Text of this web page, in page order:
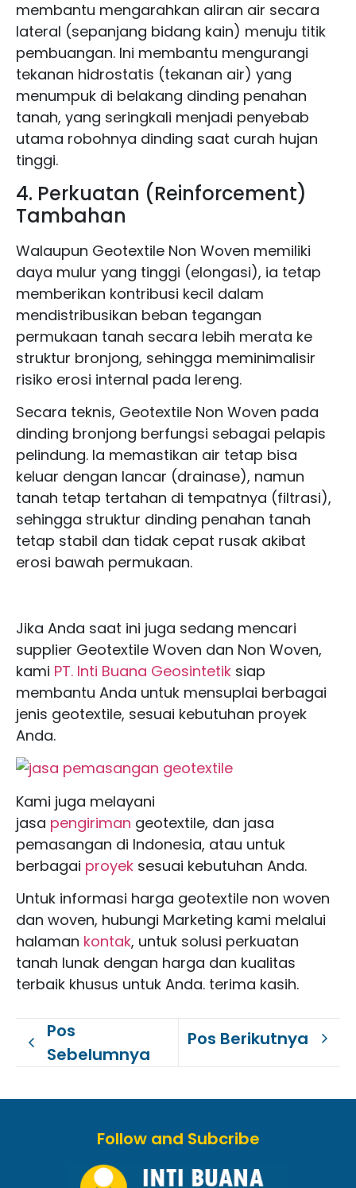
membantu mengarahkan aliran air secara
lateral (sepanjang bidang kain) menuju titik
pembuangan. Ini membantu mengurangi
tekanan hidrostatis (tekanan air) yang
menumpuk di belakang dinding penahan
tanah, yang seringkali menjadi penyebab
utama robohnya dinding saat curah hujan
tinggi.
4. Perkuatan (Reinforcement)
Tambahan
Walaupun Geotextile Non Woven memiliki
daya mulur yang tinggi (elongasi), ia tetap
memberikan kontribusi kecil dalam
mendistribusikan beban tegangan
permukaan tanah secara lebih merata ke
struktur bronjong, sehingga meminimalisir
risiko erosi internal pada lereng.
Secara teknis, Geotextile Non Woven pada
dinding bronjong berfungsi sebagai pelapis
pelindung. Ia memastikan air tetap bisa
keluar dengan lancar (drainase), namun
tanah tetap tertahan di tempatnya (filtrasi),
sehingga struktur dinding penahan tanah
tetap stabil dan tidak cepat rusak akibat
erosi bawah permukaan.
Jika Anda saat ini juga sedang mencari
supplier Geotextile Woven dan Non Woven,
kami PT. Inti Buana Geosintetik siap
membantu Anda untuk mensuplai berbagai
jenis geotextile, sesuai kebutuhan proyek
Anda.
Kami juga melayani
jasa pengiriman geotextile, dan jasa
pemasangan di Indonesia, atau untuk
berbagai proyek sesuai kebutuhan Anda.
Untuk informasi harga geotextile non woven
dan woven, hubungi Marketing kami melalui
halaman kontak, untuk solusi perkuatan
tanah lunak dengan harga dan kualitas
terbaik khusus untuk Anda. terima kasih.
Pos
Sebelumnya
Pos Berikutnya
Follow and Subcribe